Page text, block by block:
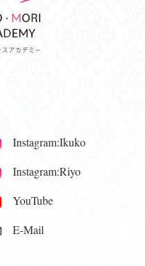
Instagram:Ikuko
Instagram:Riyo
YouTube
E-Mail